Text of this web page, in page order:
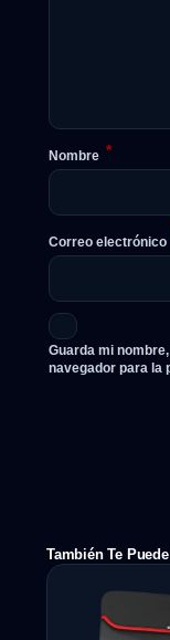
Nombre *
Correo electrónico
Guarda mi
navegador para la
También Te